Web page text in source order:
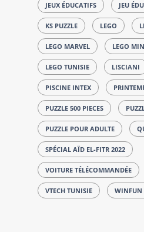
JEUX ÉDUCATIFS JEU
KS PUZZLE LEGO
LEGO MARVEL LEGO
LEGO TUNISIE LISCIANI
PISCINE INTEX
PUZZLE 500 PIECES
PUZZLE POUR ADULTE
SPÉCIAL AÏD EL-FITR 2022
VOITURE TÉLÉCOMMANDÉE
VTECH TUNISIE WINFUN